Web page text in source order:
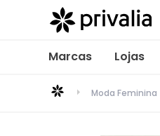
Marcas Lojas
Moda Feminina